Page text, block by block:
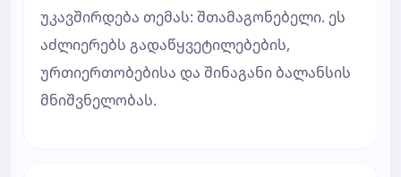
უკავშირდება თემას: შთამაგონებელი. ეს
აძლიერებს გადაწყვეტილებების,
ურთიერთობებისა და შინაგანი ბალანსის
მნიშვნელობას.